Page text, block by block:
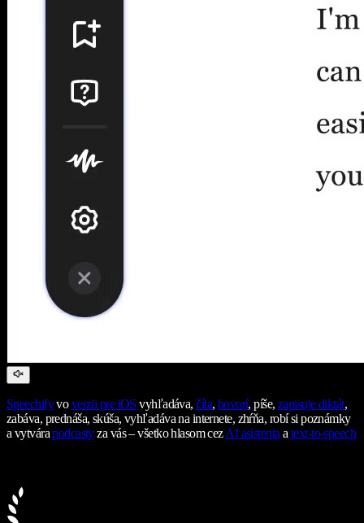
Speechifyvoverzii pre iOS vyhľadáva,číta, hovorí, píše,zapisuje diktát,
zabáva, prednáša, skúša, vyhľadáva na internete, zhŕňa, robí si poznámky
a vytvárapodcastyza vás – všetko hlasom cezAI asistentaatext-to-speech